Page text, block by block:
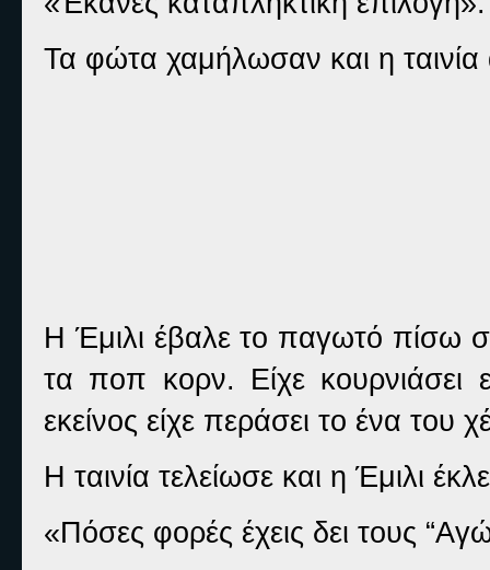
Τα φώτα χαμήλωσαν και η ταινία
Η Έμιλι έβαλε το παγωτό πίσω
τα ποπ κορν. Είχε
εκείνος είχε περάσει το ένα του
Η ταινία τελείωσε και η Έμιλι
«Πόσες φορές έχεις δει τους